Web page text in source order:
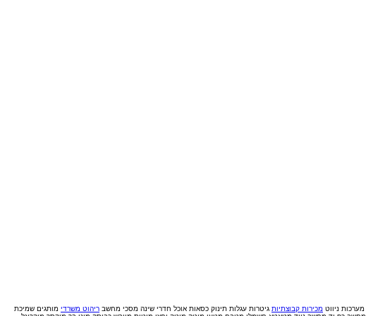
מערכות ניווט מכירות קבוצתיות גיטרות עגלות תינוק כסאות אוכל חדרי שינה מסכי מחשב ריהוט משרדי מותגים שמיכת